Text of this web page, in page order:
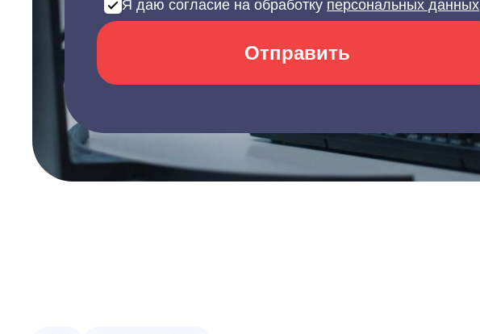
Я даю согласие на обработку персональных данных
Отправить